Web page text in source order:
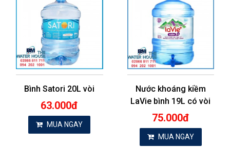
Bình Satori 20L vòi
63.000đ
MUA NGAY
Nước khoáng kiềm
LaVie bình 19L có vòi
75.000đ
MUA NGAY